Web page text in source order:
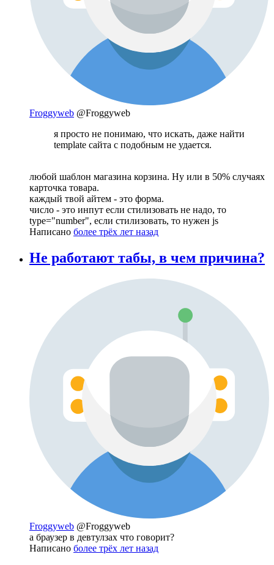
Froggyweb @Froggyweb
я просто не понимаю, что искать, даже найти
template сайта с подобным не удается.
любой шаблон магазина корзина. Ну или в 50% случаях
карточка товара.
каждый твой айтем - это форма.
число - это инпут если стилизовать не надо, то
type="number", если стилизовать, то нужен js
Написано более трёх лет назад
Не работают табы, в чем причина?
Froggyweb @Froggyweb
а браузер в девтулзах что говорит?
Написано более трёх лет назад